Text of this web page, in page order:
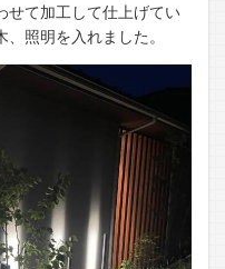
せて加工して仕上げてい
照明を入れました。